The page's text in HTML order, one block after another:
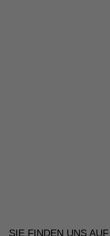
SIE FINDEN UNS AUF